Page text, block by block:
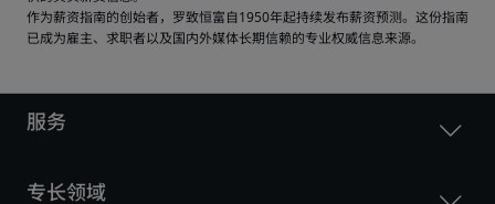
作为薪资指南的创始者，罗致恒富自1950年起持续发布薪资预测。这份指南
已成为雇主、求职者以及国内外媒体长期信赖的专业权威信息来源。